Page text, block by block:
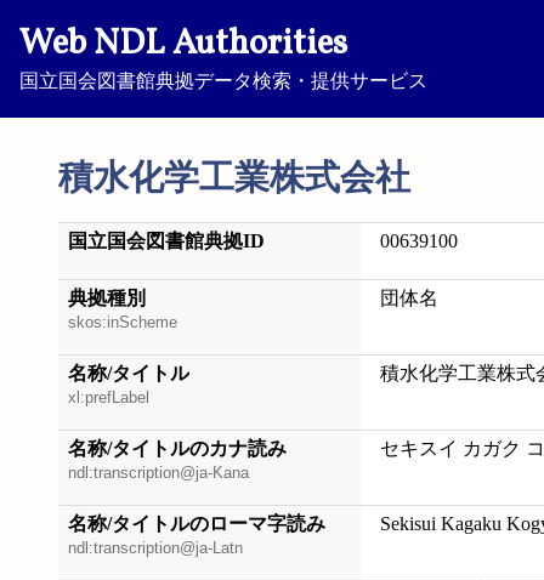
Web NDL Authorities
国立国会図書館典拠データ検索・提供サービス
積水化学工業株式会社
国立国会図書館典拠ID 00639100
典拠種別
skos:inScheme
団体名
名称/タイトル
xl:prefLabel
積水化学工業株式
名称/タイトルのカナ読み
ndl:transcription@ja-Kana
セキスイ カガク
名称/タイトルのローマ字読み
ndl:transcription@ja-Latn
Sekisui Kagaku